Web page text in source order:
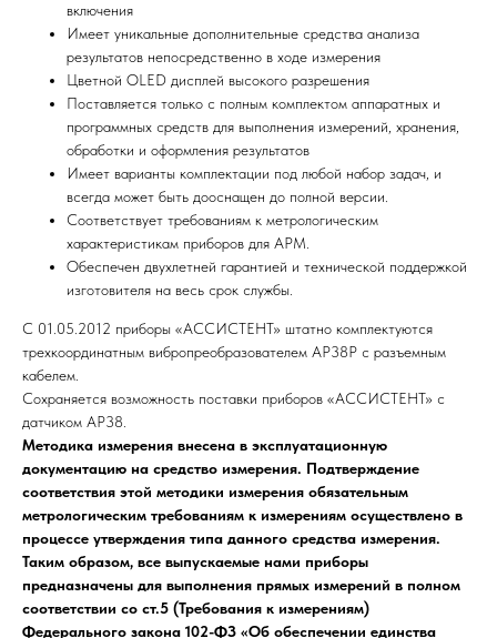
включения
Имеет уникальные дополнительные средства анализа
результатов непосредственно в ходе измерения
Цветной OLED дисплей высокого разрешения
Поставляется только с полным комплектом аппаратных и
программных средств для выполнения измерений, хранения,
обработки и оформления результатов
Имеет варианты комплектации под любой набор задач, и
всегда может быть дооснащен до полной версии.
Соответствует требованиям к метрологическим
характеристикам приборов для АРМ.
Обеспечен двухлетней гарантией и технической поддержкой
изготовителя на весь срок службы.
С 01.05.2012 приборы «АССИСТЕНТ» штатно комплектуются
трехкоординатным вибропреобразователем АР38Р с разъемным
кабелем.
Сохраняется возможность поставки приборов «АССИСТЕНТ» с
датчиком АР38.
Методика измерения внесена в эксплуатационную
документацию на средство измерения. Подтверждение
соответствия этой методики измерения обязательным
метрологическим требованиям к измерениям осуществлено в
процессе утверждения типа данного средства измерения.
Таким образом, все выпускаемые нами приборы
предназначены для выполнения прямых измерений в полном
соответствии со ст.5 (Требования к измерениям)
Федерального закона 102-ФЗ «Об обеспечении единства